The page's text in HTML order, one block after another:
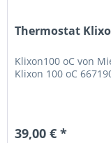
Thermostat
Klixon100 oC von
Klixon 100 oC
39,00 € *